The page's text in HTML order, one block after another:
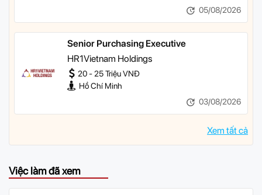
05/08/2026
Senior Purchasing Executive
HR1Vietnam Holdings
20 - 25 Triệu VNĐ
Hồ Chí Minh
03/08/2026
Xem tất cả
Việc làm đã xem